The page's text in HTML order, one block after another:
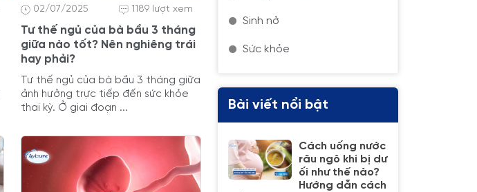
02/07/2025 1189 lượt xem
Tư thế ngủ của bà bầu 3 tháng
giữa nào tốt? Nên nghiêng trái
hay phải?
Tư thế ngủ của bà bầu 3 tháng giữa
ảnh hưởng trực tiếp đến sức khỏe
thai kỳ. Ở giai đoạn ...
Sinh nở
Sức khỏe
Bài viết nổi bật
Cách uống nước
râu ngô khi bị dư
ối như thế nào?
Hướng dẫn cách